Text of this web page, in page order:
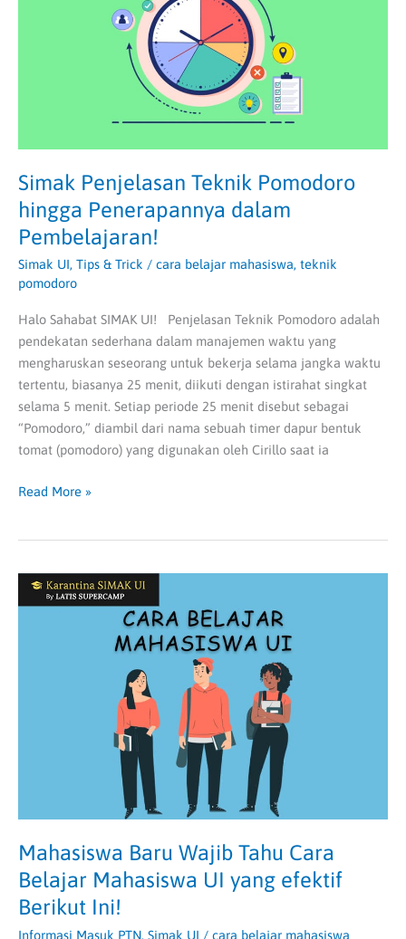
Simak Penjelasan Teknik Pomodoro
hingga Penerapannya dalam
Pembelajaran!
Simak UI, Tips & Trick / cara belajar mahasiswa, teknik
pomodoro
Halo Sahabat SIMAK UI! Penjelasan Teknik Pomodoro adalah
pendekatan sederhana dalam manajemen waktu yang
mengharuskan seseorang untuk bekerja selama jangka waktu
tertentu, biasanya 25 menit, diikuti dengan istirahat singkat
selama 5 menit. Setiap periode 25 menit disebut sebagai
“Pomodoro,” diambil dari nama sebuah timer dapur bentuk
tomat (pomodoro) yang digunakan oleh Cirillo saat ia
Read More »
Mahasiswa Baru Wajib Tahu Cara
Belajar Mahasiswa UI yang efektif
Berikut Ini!
Informasi Masuk PTN, Simak UI / cara belajar mahasiswa
Mahasiswa
Baru
Ini!